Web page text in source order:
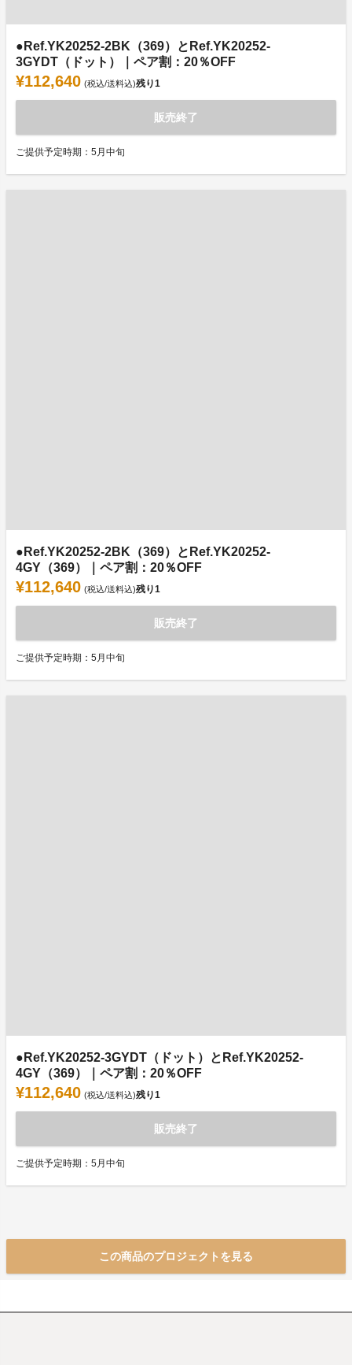
●Ref.YK20252-2BK（369）とRef.YK20252-
3GYDT（ドット）｜ペア割：20％OFF
¥112,640 (税込/送料込)残り1
販売終了
ご提供予定時期：5月中旬
●Ref.YK20252-2BK（369）とRef.YK20252-
4GY（369）｜ペア割：20％OFF
¥112,640 (税込/送料込)残り1
販売終了
ご提供予定時期：5月中旬
●Ref.YK20252-3GYDT（ドット）とRef.YK20252-
4GY（369）｜ペア割：20％OFF
¥112,640 (税込/送料込)残り1
販売終了
ご提供予定時期：5月中旬
この商品のプロジェクトを見る